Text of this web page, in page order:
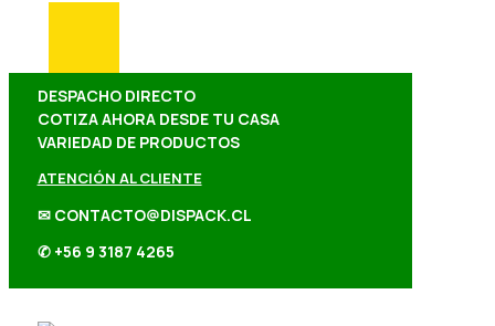
DESPACHO DIRECTO
COTIZA AHORA DESDE TU CASA
VARIEDAD DE PRODUCTOS
ATENCIÓN AL CLIENTE
✉ CONTACTO@DISPACK.CL
✆ +56 9 3187 4265